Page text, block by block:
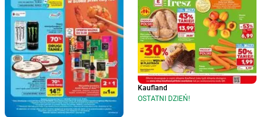
Kaufland
OSTATNI DZIEŃ!